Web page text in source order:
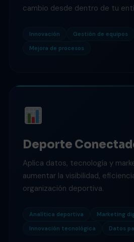
cambio desde dentro de tu
Innovación Gestión de equipos
Mejora de procesos
Deporte
Aplica datos, tecnología y
aumentar la visibilidad,
organización deportiva.
Analítica deportiva
Marketing
Innovación tecnológica
Datos